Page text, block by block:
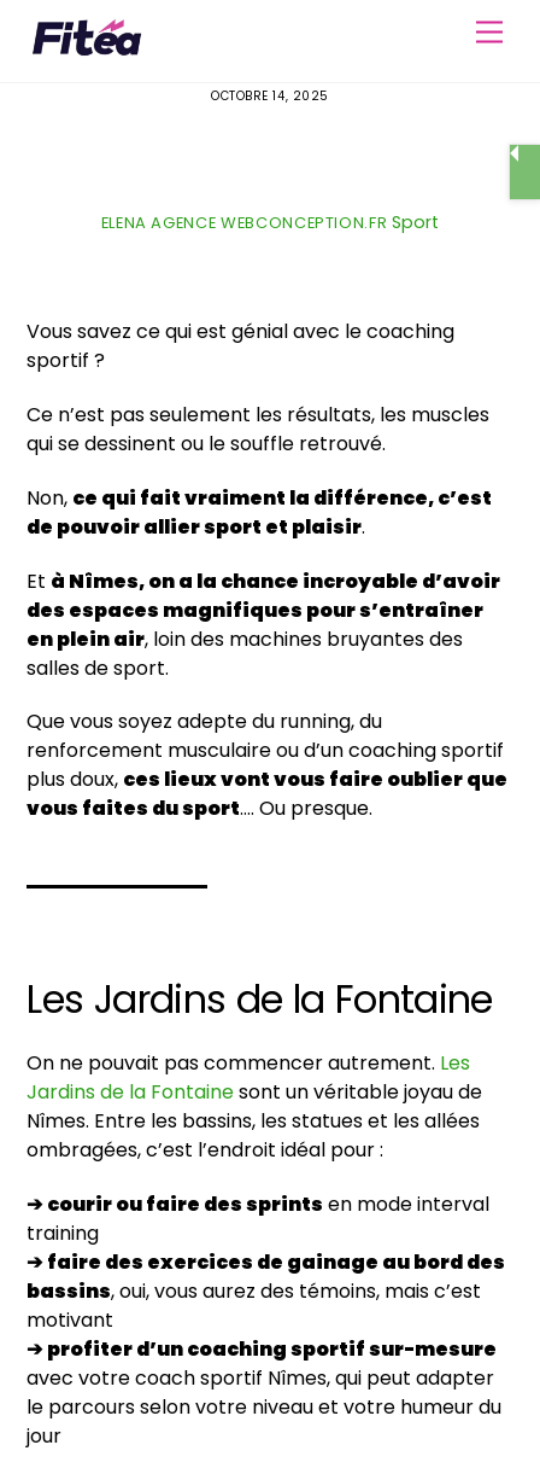
OCTOBRE 14, 2025
ELENA AGENCE WEBCONCEPTION.FR Sport
Vous savez ce qui est génial avec le coaching
sportif ?
Ce n’est pas seulement les résultats, les muscles
qui se dessinent ou le souffle retrouvé.
Non, ce qui fait vraiment la différence, c’est
de pouvoir allier sport et plaisir.
Et à Nîmes, on a la chance incroyable d’avoir
des espaces magnifiques pour s’entraîner
en plein air, loin des machines bruyantes des
salles de sport.
Que vous soyez adepte du running, du
renforcement musculaire ou d’un coaching sportif
plus doux, ces lieux vont vous faire oublier que
vous faites du sport…. Ou presque.
Les Jardins de la Fontaine
On ne pouvait pas commencer autrement. Les
Jardins de la Fontainesont un véritable joyau de
Nîmes. Entre les bassins, les statues et les allées
ombragées, c’est l’endroit idéal pour :
➔courir ou faire des sprints en mode interval
training
➔faire des exercices de gainage au bord des
bassins, oui, vous aurez des témoins, mais c’est
motivant
➔profiter d’un coaching sportif sur-mesure
avec votre coach sportif Nîmes, qui peut adapter
le parcours selon votre niveau et votre humeur du
jour